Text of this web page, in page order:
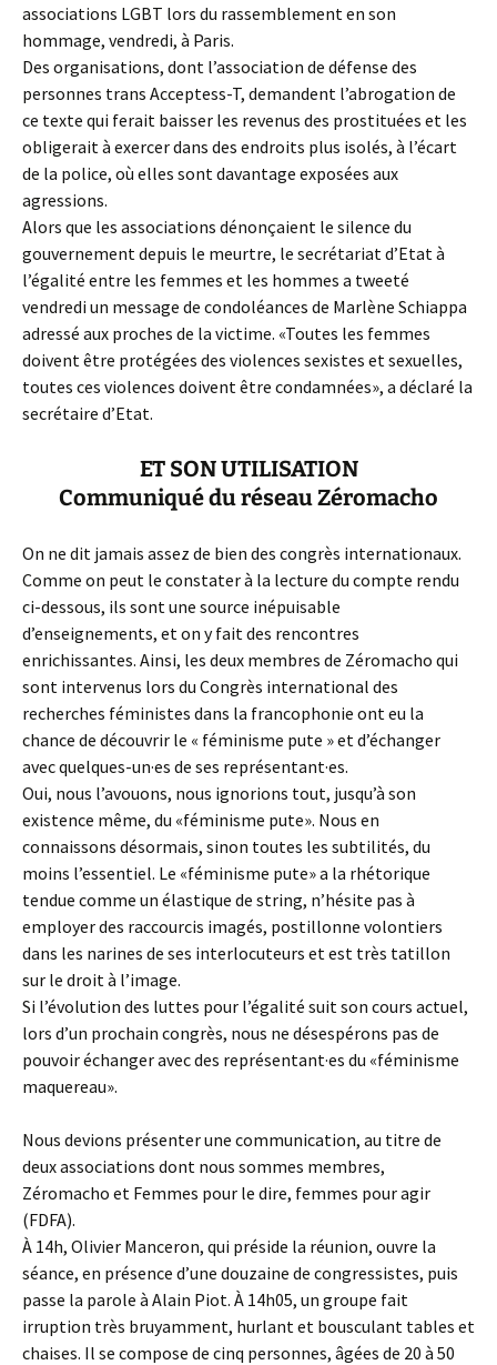
associations LGBT lors du rassemblement en son
hommage, vendredi, à Paris.
Des organisations, dont l’association de défense des
personnes trans Acceptess-T, demandent l’abrogation de
ce texte qui ferait baisser les revenus des prostituées et les
obligerait à exercer dans des endroits plus isolés, à l’écart
de la police, où elles sont davantage exposées aux
agressions.
Alors que les associations dénonçaient le silence du
gouvernement depuis le meurtre, le secrétariat d’Etat à
l’égalité entre les femmes et les hommes a tweeté
vendredi un message de condoléances de Marlène Schiappa
adressé aux proches de la victime. «Toutes les femmes
doivent être protégées des violences sexistes et sexuelles,
toutes ces violences doivent être condamnées», a déclaré la
secrétaire d’Etat.
ET SON UTILISATION
Communiqué du réseau Zéromacho
On ne dit jamais assez de bien des congrès internationaux.
Comme on peut le constater à la lecture du compte rendu
ci-dessous, ils sont une source inépuisable
d’enseignements, et on y fait des rencontres
enrichissantes. Ainsi, les deux membres de Zéromacho qui
sont intervenus lors du Congrès international des
recherches féministes dans la francophonie ont eu la
chance de découvrir le « féminisme pute » et d’échanger
avec quelques-un·es de ses représentant·es.
Oui, nous l’avouons, nous ignorions tout, jusqu’à son
existence même, du «féminisme pute». Nous en
connaissons désormais, sinon toutes les subtilités, du
moins l’essentiel. Le «féminisme pute» a la rhétorique
tendue comme un élastique de string, n’hésite pas à
employer des raccourcis imagés, postillonne volontiers
dans les narines de ses interlocuteurs et est très tatillon
sur le droit à l’image.
Si l’évolution des luttes pour l’égalité suit son cours actuel,
lors d’un prochain congrès, nous ne désespérons pas de
pouvoir échanger avec des représentant·es du «féminisme
maquereau».
Nous devions présenter une communication, au titre de
deux associations dont nous sommes membres,
Zéromacho et Femmes pour le dire, femmes pour agir
(FDFA).
À 14h, Olivier Manceron, qui préside la réunion, ouvre la
séance, en présence d’une douzaine de congressistes, puis
passe la parole à Alain Piot. À 14h05, un groupe fait
irruption très bruyamment, hurlant et bousculant tables et
chaises. Il se compose de cinq personnes, âgées de 20 à 50